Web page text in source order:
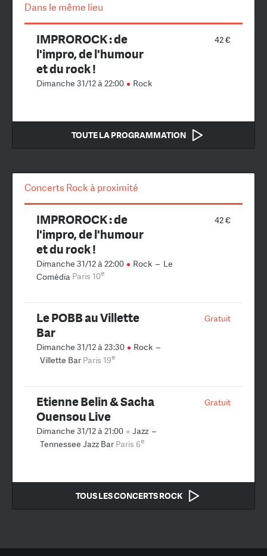
Dans le même lieu
42 €
IMPROROCK : de
l'impro, de l'humour
et du rock !
Dimanche 31/12 à 22:00 Rock
TOUTE LA PROGRAMMATION
Concerts Rock à proximité
42 €
IMPROROCK : de
l'impro, de l'humour
et du rock !
Dimanche 31/12 à 22:00 Rock – Le
Comédia Paris 10e
Gratuit
Le POBB au Villette
Bar
Dimanche 31/12 à 23:30 Rock –
Villette Bar Paris 19e
Gratuit
Etienne Belin & Sacha
Ouensou Live
Dimanche 31/12 à 21:00 Jazz –
Tennessee Jazz Bar Paris 6e
TOUS LES CONCERTS ROCK